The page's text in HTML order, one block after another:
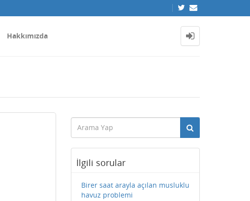
Hakkımızda
İlgili sorular
Birer saat arayla açılan musluklu
havuz problemi